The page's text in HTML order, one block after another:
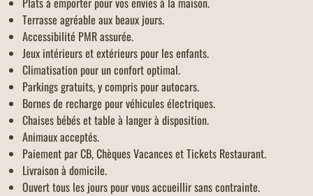
Terrasse agréable aux beaux jours.
Accessibilité PMR assurée.
Jeux intérieurs et extérieurs pour les enfants.
Climatisation pour un confort optimal.
Parkings gratuits, y compris pour autocars.
Bornes de recharge pour véhicules électriques.
Chaises bébés et table à langer à disposition.
Animaux acceptés.
Paiement par CB, Chèques Vacances et Tickets Restaurant.
Livraison à domicile.
Ouvert tous les jours pour vous accueillir sans contrainte.